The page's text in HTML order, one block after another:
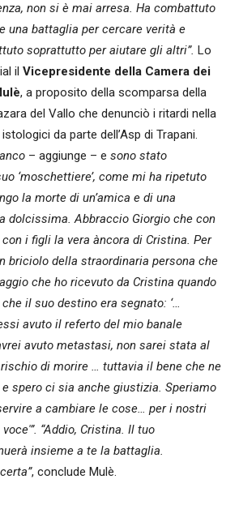
non si è mai arresa. Ha combattuto
una battaglia per cercare verità e
soprattutto per aiutare gli altri”. Lo
il Vicepresidente della Camera dei
, a proposito della scomparsa della
del Vallo che denunciò i ritardi nella
da parte dell’Asp di Trapani.
– aggiunge – e sono stato
‘moschettiere’, come mi ha ripetuto
la morte di un’amica e di una
dolcissima. Abbraccio Giorgio che con
i figli la vera àncora di Cristina. Per
briciolo della straordinaria persona che
che ho ricevuto da Cristina quando
il suo destino era segnato: ‘…
avuto il referto del mio banale
avuto metastasi, non sarei stata al
di morire … tuttavia il bene che ne
e spero ci sia anche giustizia. Speriamo
a cambiare le cose… per i nostri
“Addio, Cristina. Il tuo
insieme a te la battaglia.
, conclude Mulè.